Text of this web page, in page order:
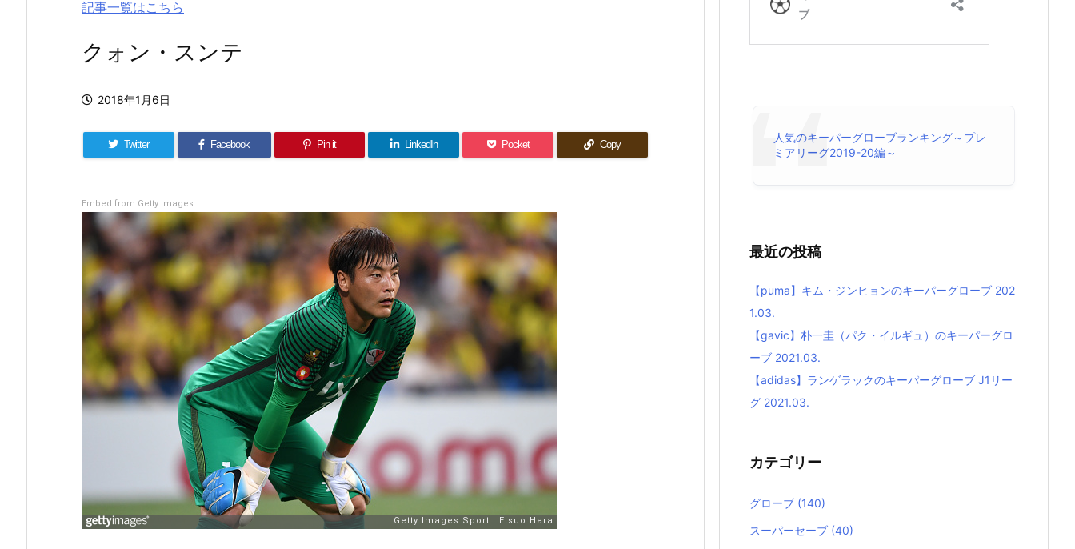
記事一覧はこちら
クォン・スンテ
2018年1月6日
Twitter Facebook Pin it LinkedIn Pocket Copy
Embed from Getty Images
人気のキーパーグローブランキング～プレ
ミアリーグ2019-20編～
最近の投稿
【puma】キム・ジンヒョンのキーパーグローブ 202
1.03.
【gavic】朴一圭（パク・イルギュ）のキーパーグロ
ーブ 2021.03.
【adidas】ランゲラックのキーパーグローブ J1リー
グ 2021.03.
カテゴリー
グローブ (140)
スーパーセーブ (40)